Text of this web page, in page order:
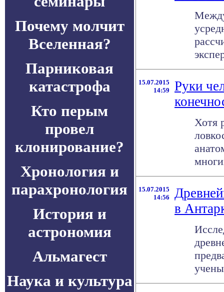
Почему молчит
Вселенная?
Парниковая
катастрофа
Кто перым
провел
клонирование?
Хронология и
парахронология
История и
астрономия
Альмагест
Наука и культура
15.07.2015
14:59
Руки
Хотя
15.07.2015
14:56
в